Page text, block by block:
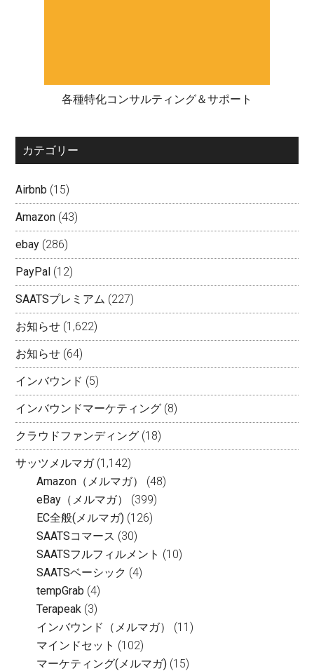
各種特化コンサルティング＆サポート
カテゴリー
Airbnb (15)
Amazon (43)
ebay (286)
PayPal (12)
SAATSプレミアム (227)
お知らせ (1,622)
お知らせ (64)
インバウンド (5)
インバウンドマーケティング (8)
クラウドファンディング (18)
サッツメルマガ(1,142)
Amazon（メルマガ）
(48)
eBay（メルマガ）
(399)
EC全般(メルマガ) (126)
SAATSコマース (30)
SAATSフルフィルメント (10)
SAATSベーシック (4)
tempGrab (4)
Terapeak (3)
インバウンド（メルマガ）
(11)
マインドセット (102)
マーケティング(メルマガ) (15)